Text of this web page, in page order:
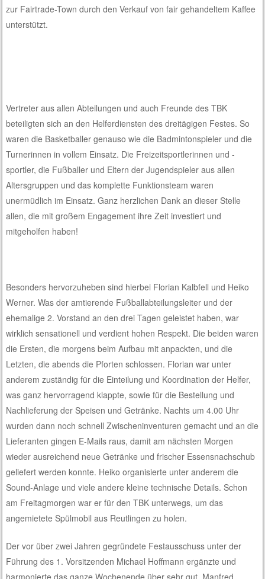
zur Fairtrade-Town durch den Verkauf von fair gehandeltem Kaffee
unterstützt.
Vertreter aus allen Abteilungen und auch Freunde des TBK
beteiligten sich an den Helferdiensten des dreitägigen Festes. So
waren die Basketballer genauso wie die Badmintonspieler und die
Turnerinnen in vollem Einsatz. Die Freizeitsportlerinnen und -
sportler, die Fußballer und Eltern der Jugendspieler aus allen
Altersgruppen und das komplette Funktionsteam waren
unermüdlich im Einsatz. Ganz herzlichen Dank an dieser Stelle
allen, die mit großem Engagement ihre Zeit investiert und
mitgeholfen haben!
Besonders hervorzuheben sind hierbei Florian Kalbfell und Heiko
Werner. Was der amtierende Fußballabteilungsleiter und der
ehemalige 2. Vorstand an den drei Tagen geleistet haben, war
wirklich sensationell und verdient hohen Respekt. Die beiden waren
die Ersten, die morgens beim Aufbau mit anpackten, und die
Letzten, die abends die Pforten schlossen. Florian war unter
anderem zuständig für die Einteilung und Koordination der Helfer,
was ganz hervorragend klappte, sowie für die Bestellung und
Nachlieferung der Speisen und Getränke. Nachts um 4.00 Uhr
wurden dann noch schnell Zwischeninventuren gemacht und an die
Lieferanten gingen E-Mails raus, damit am nächsten Morgen
wieder ausreichend neue Getränke und frischer Essensnachschub
geliefert werden konnte. Heiko organisierte unter anderem die
Sound-Anlage und viele andere kleine technische Details. Schon
am Freitagmorgen war er für den TBK unterwegs, um das
angemietete Spülmobil aus Reutlingen zu holen.
Der vor über zwei Jahren gegründete Festausschuss unter der
Führung des 1. Vorsitzenden Michael Hoffmann ergänzte und
harmonierte das ganze Wochenende über sehr gut. Manfred